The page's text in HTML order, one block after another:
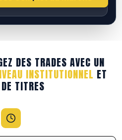
DES TRADES AVEC UN
INSTITUTIONNEL ET
TITRES